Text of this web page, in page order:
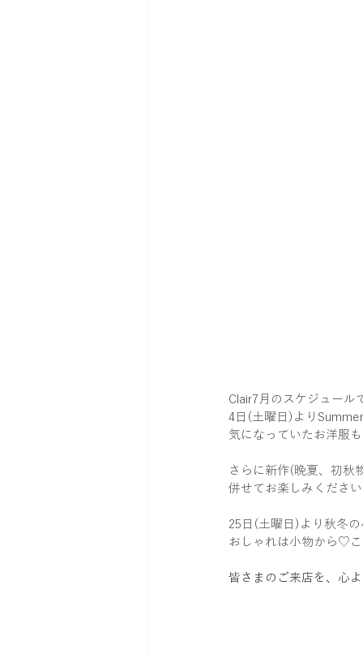
Clair7月のスケジュール
4日(土曜日)より
気になっていたお洋服
さらに新作(晩夏、初秋
併せてお楽しみくださ
25日(土曜日)より秋冬
おしゃれは小物から♡
皆さまのご来店を、心